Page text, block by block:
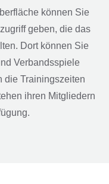
können Sie
geben, die das
Dort können Sie
Verbandsspiele
die Trainingszeiten
ihren Mitgliedern